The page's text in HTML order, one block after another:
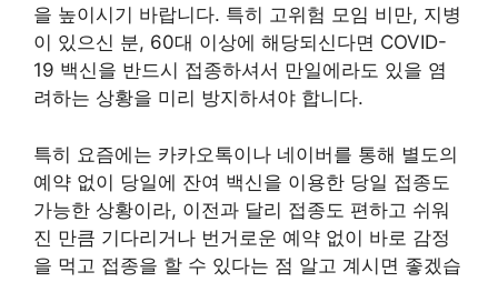
을 높이시기 바랍니다. 특히 고위험 모임 비만, 지병
이 있으신 분, 60대 이상에 해당되신다면 COVID-
19 백신을 반드시 접종하셔서 만일에라도 있을 염
려하는 상황을 미리 방지하셔야 합니다.
특히 요즘에는 카카오톡이나 네이버를 통해 별도의
예약 없이 당일에 잔여 백신을 이용한 당일 접종도
가능한 상황이라, 이전과 달리 접종도 편하고 쉬워
진 만큼 기다리거나 번거로운 예약 없이 바로 감정
을 먹고 접종을 할 수 있다는 점 알고 계시면 좋겠습